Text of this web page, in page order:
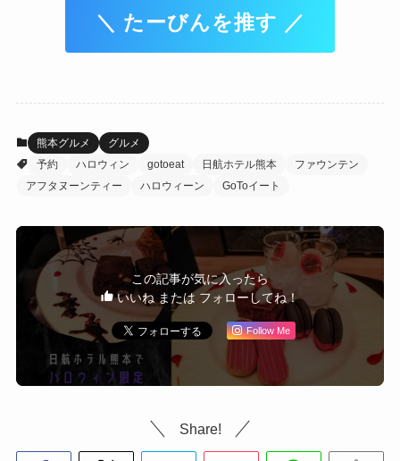
＼ たーびんを推す ／
熊本グルメ
グルメ
予約
ハロウィン gotoeat 日航ホテル熊本
ファウンテン
アフタヌーンティー
ハロウィーン GoToイート
この記事が気に入ったら
いいね または フォローしてね！
Follow Me
Share!